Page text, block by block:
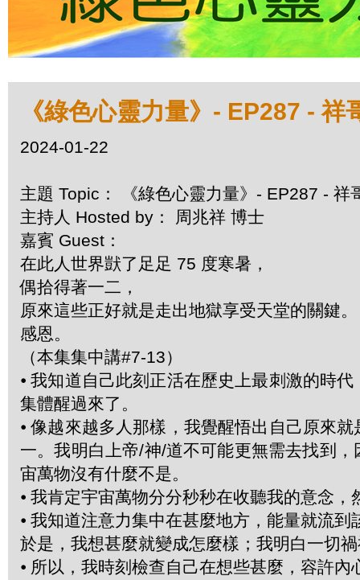
《綠色心靈力量》- EP287 - 祥
2024-01-22
主題 Topic： 《綠色心靈力量》- EP287 - 祥
主持人 Hosted by： 周兆祥 博士
嘉賓 Guest：
在此人世界獃了足足 75 度寒暑，
偶拾得著一二，
原來這些正好就是走出地獄享受天堂的關鍵。
感恩。
（本集集中講#7-13）
⦁ 我知道自己此刻正活在歷史上最刺激的時
集體醒過來了。
⦁ 像越來越多人那樣，我覺醒悟出自己原來
一。我明白上帝/神/道不可能更無需去找到
宙萬物沒有什麼不是。
⦁ 我肯定宇宙萬物分分秒秒在收聽我的意念
⦁ 我知道注意力集中在甚麼地方，能量就流到
於是，我想甚麼就變成怎麼樣；我明白一切
⦁ 所以，我時刻檢查自己在想些甚麼，容許內